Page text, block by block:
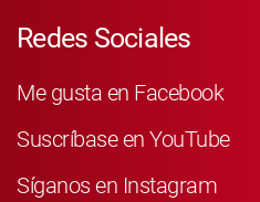
Redes Sociales
Me gusta en Facebook
Suscríbase en YouTube
Síganos en Instagram